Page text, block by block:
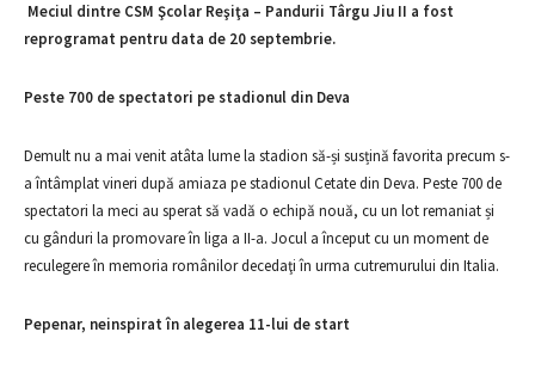
Meciul dintre CSM Şcolar Reşiţa – Pandurii Târgu Jiu II a fost
reprogramat pentru data de 20 septembrie.
Peste 700 de spectatori pe stadionul din Deva
Demult nu a mai venit atâta lume la stadion să-și susțină favorita precum s-
a întâmplat vineri după amiaza pe stadionul Cetate din Deva. Peste 700 de
spectatori la meci au sperat să vadă o echipă nouă, cu un lot remaniat și
cu gânduri la promovare în liga a II-a. Jocul a început cu un moment de
reculegere în memoria românilor decedaţi în urma cutremurului din Italia.
Pepenar, neinspirat în alegerea 11-lui de start